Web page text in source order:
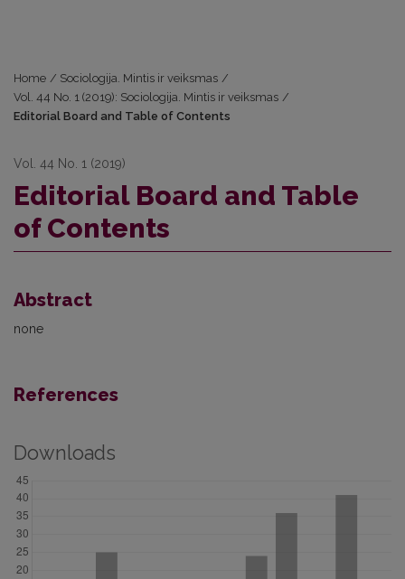
Home / Sociologija. Mintis ir veiksmas /
Vol. 44 No. 1 (2019): Sociologija. Mintis ir veiksmas /
Editorial Board and Table of Contents
Vol. 44 No. 1 (2019)
Editorial Board and Table
of Contents
Abstract
none
References
Downloads